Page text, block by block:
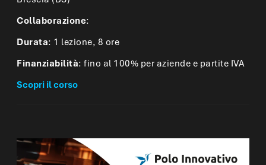
Collaborazione:
Durata: 1 lezione, 8 ore
Finanziabilità: fino al 100% per aziende e partite IVA
Scopri il corso